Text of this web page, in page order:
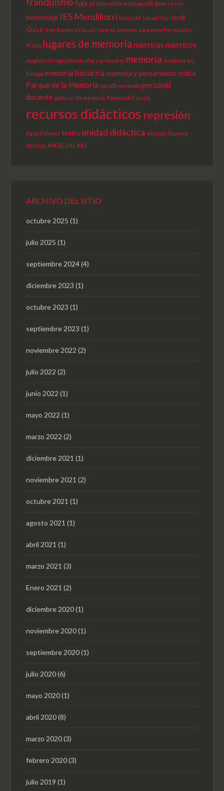
fuga gestión pública del pasado guerra civil
homenaje IES Mendillorri Internet Ismael Saz Jordi
Guixé José Ramón Urtasun Lorena Jiménez Lourenzo Fernández
Prieto lugares de memoria maestras maestros
magisterio republicano Marysa Navarro memoria memoria en
Europa memoria histórica memoria y pensamiento crítico
Parque de la Memoria pasado incómodo personal
docente políticas de memoria Raimundo Cuesta
recursos didácticos represión
Ricard Vinyes teatro unidad didáctica Vicente Navarro
víctimas ÁNGEL DEL RÍO
ARCHIVO DEL SITIO
octubre 2025 (1)
julio 2025 (1)
septiembre 2024(4)
diciembre 2023 (1)
octubre 2023 (1)
septiembre 2023 (1)
noviembre 2022 (2)
julio 2022 (2)
junio 2022 (1)
mayo 2022 (1)
marzo 2022 (2)
diciembre 2021 (1)
noviembre 2021 (2)
octubre 2021 (1)
agosto 2021 (1)
abril 2021 (1)
marzo 2021 (3)
Enero 2021 (2)
diciembre 2020(1)
noviembre 2020(1)
septiembre 2020(1)
julio 2020(6)
mayo 2020(1)
abril 2020(8)
marzo 2020(3)
febrero 2020(3)
julio 2019 (1)